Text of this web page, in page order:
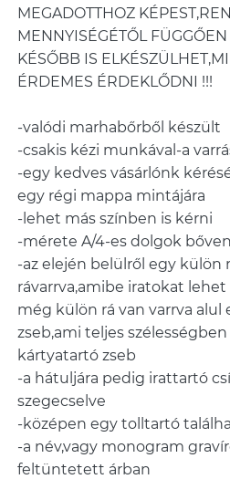
MEGADOTTHOZ
MENNYISÉGÉTŐL
KÉSŐBB IS
ÉRDEMES ÉRDEKLŐDNI !!!
-valódi marhabőrből készült
-csakis kézi munkával-a
-egy kedves vásárlónk
egy régi mappa mintájára
-lehet más színben is kérni
-mérete A/4-es dolgok
-az elején belülről egy külön
rávarrva,amibe iratokat lehet
még külön rá van varrva alul
zseb,ami teljes
kártyatartó zseb
-a hátuljára pedig irattartó
szegecselve
-középen egy tolltartó
-a név,vagy monogram
feltüntetett árban